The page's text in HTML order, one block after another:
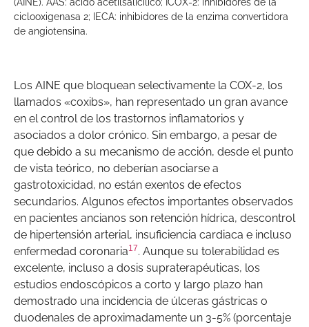
ciclooxigenasa 2; IECA: inhibidores de la enzima convertidora
de angiotensina.
Los AINE que bloquean selectivamente la COX-2, los
llamados «coxibs», han representado un gran avance
en el control de los trastornos inflamatorios y
asociados a dolor crónico. Sin embargo, a pesar de
que debido a su mecanismo de acción, desde el punto
de vista teórico, no deberían asociarse a
gastrotoxicidad, no están exentos de efectos
secundarios. Algunos efectos importantes observados
en pacientes ancianos son retención hídrica, descontrol
de hipertensión arterial, insuficiencia cardiaca e incluso
enfermedad coronaria17. Aunque su tolerabilidad es
excelente, incluso a dosis supraterapéuticas, los
estudios endoscópicos a corto y largo plazo han
demostrado una incidencia de úlceras gástricas o
duodenales de aproximadamente un 3-5% (porcentaje